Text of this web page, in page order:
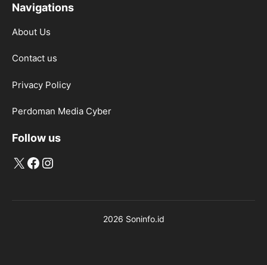
Navigations
About Us
Contact us
Privacy Policy
Perdoman Media Cyber
Follow us
X Facebook
Instagram
2026 Soninfo.id